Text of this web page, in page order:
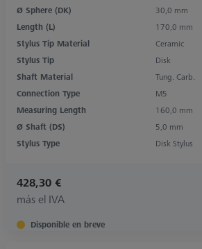
Ø Sphere (DK)
30,0 mm
Length (L)
170,0 mm
Stylus Tip Material
Ceramic
Stylus Tip
Disk
Shaft Material
Tung. Carb.
Connection Type
M5
Measuring Length
160,0 mm
Ø Shaft (DS)
5,0 mm
Stylus Type
Disk Stylus
428,30 €
más el IVA
Disponible en breve